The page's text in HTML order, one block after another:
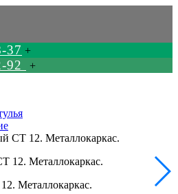
37 +
92 +
СТ 12. Металлокаркас.
Металлокаркас.